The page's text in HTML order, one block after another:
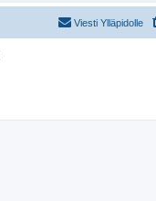
Viesti Ylläpidolle